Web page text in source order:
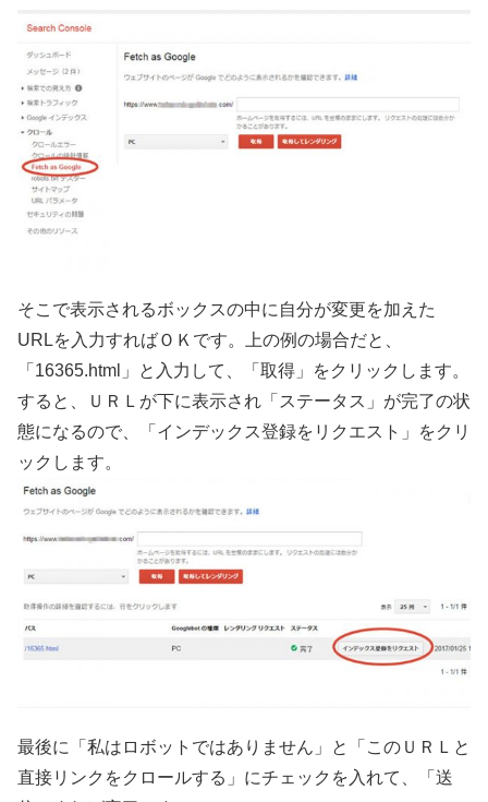
そこで表示されるボックスの中に自分が変更を加えた
URLを入力すればＯＫです。上の例の場合だと、
「16365.html」と入力して、「取得」をクリックします。
すると、ＵＲＬが下に表示され「ステータス」が完了の状
態になるので、「インデックス登録をリクエスト」をクリ
ックします。
最後に「私はロボットではありません」と「このＵＲＬと
直接リンクをクロールする」にチェックを入れて、「送